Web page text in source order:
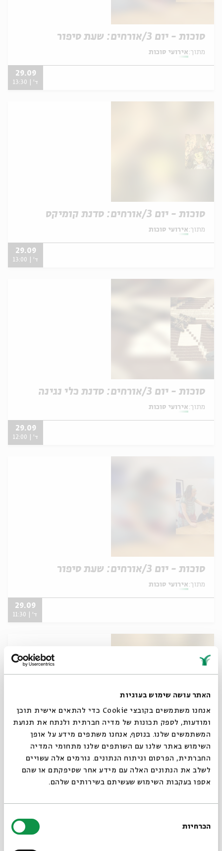
האתר עושה שימוש בעוגיות
אנחנו משתמשים בקובצי Cookie כדי להתאים אישית תוכן
ומודעות, לספק תכונות של מדיה חברתית ולנתח את תנועת
המשתמשים שלנו. בנוסף, אנחנו משתפים מידע על אופן
השימוש באתר שלנו עם השותפים שלנו מתחומי המדיה
החברתית, הפרסום וניתוח הנתונים. גורמים אלה עשויים
לשלב את הנתונים האלה עם מידע אחר שסיפקתם או שהם
אספו בעקבות השימוש שעשיתם בשירותים שלהם.
הסכמה
הכרחיות
סוכות - יום 3/אורחים: שעת סיפור
מתוך: אירועי סוכות
29.09
ד' | 13:30
סוכות - יום 3/אורחים: סדנת קומיקס
מתוך: אירועי סוכות
29.09
ד' | 13:00
סוכות - יום 3/אורחים: סדנת כלי נגינה
מתוך: אירועי סוכות
29.09
ד' | 12:00
סוכות - יום 3/אורחים: שעת סיפור
מתוך: אירועי סוכות
29.09
ד' | 11:30
סוכות - יום 3/אורחים: סדנת קומיקס
מתוך:אירועי סוכות
סגור